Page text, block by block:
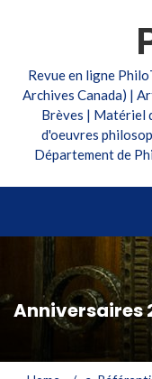
Revue en ligne
Archives Canada) |
Brèves | Matériel
d'oeuvres
Département de
Anniversaires